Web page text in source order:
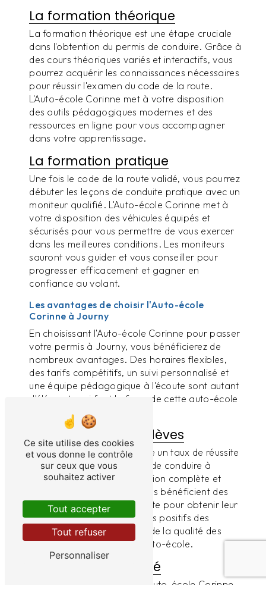
La formation théorique
La formation théorique est une étape cruciale
dans l'obtention du permis de conduire. Grâce à
des cours théoriques variés et interactifs, vous
pourrez acquérir les connaissances nécessaires
pour réussir l'examen du code de la route.
L'Auto-école Corinne met à votre disposition
des outils pédagogiques modernes et des
ressources en ligne pour vous accompagner
dans votre apprentissage.
La formation pratique
Une fois le code de la route validé, vous pourrez
débuter les leçons de conduite pratique avec un
moniteur qualifié. L'Auto-école Corinne met à
votre disposition des véhicules équipés et
sécurisés pour vous permettre de vous exercer
dans les meilleures conditions. Les moniteurs
sauront vous guider et vous conseiller pour
progresser efficacement et gagner en
confiance au volant.
Les avantages de choisir l'Auto-école
Corinne à Journy
En choisissant l'Auto-école Corinne pour passer
votre permis à Journy, vous bénéficierez de
nombreux avantages. Des horaires flexibles,
des tarifs compétitifs, un suivi personnalisé et
une équipe pédagogique à l'écoute sont autant
d'éléments qui font la force de cette auto-école
réputée dans la région.
La réussite de ses élèves
L'Auto-école Corinne affiche un taux de réussite
élevé à l'examen du permis de conduire à
Journy. Grâce à une formation complète et
adaptée à chacun, les élèves bénéficient des
meilleures chances de réussite pour obtenir leur
précieux sésame. Les retours positifs des
anciens élèves témoignent de la qualité des
prestations fournies par l'auto-école.
Un suivi personnalisé
L'équipe pédagogique de l'Auto-école Corinne
Ce site utilise des cookies
et vous donne le contrôle
sur ceux que vous
souhaitez activer
Tout accepter
Tout refuser
Personnaliser